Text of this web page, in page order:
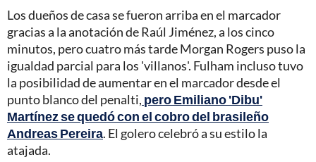
Los dueños de casa se fueron arriba en el marcador
gracias a la anotación de Raúl Jiménez, a los cinco
minutos, pero cuatro más tarde Morgan Rogers puso la
igualdad parcial para los 'villanos'. Fulham incluso tuvo
la posibilidad de aumentar en el marcador desde el
punto blanco del penalti, pero Emiliano 'Dibu'
Martínez se quedó con el cobro del brasileño
Andreas Pereira. El golero celebró a su estilo la
atajada.